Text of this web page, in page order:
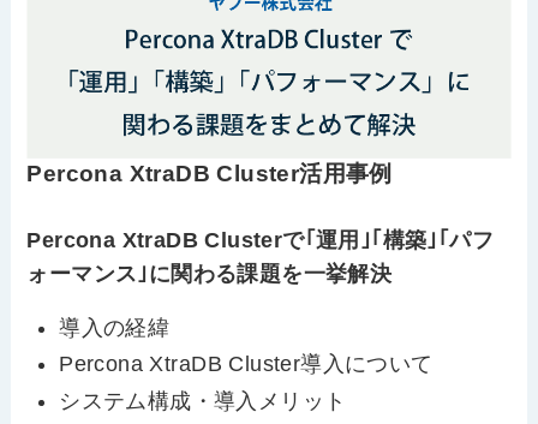
Percona XtraDB Cluster活用事例
Percona XtraDB Clusterで｢運用｣｢構築｣｢パフ
ォーマンス｣に関わる課題を一挙解決
導入の経緯
Percona XtraDB Cluster導入について
システム構成・導入メリット